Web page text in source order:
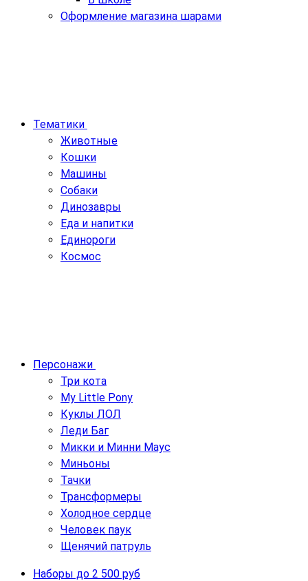
Оформление магазина шарами
Тематики
Животные
Кошки
Машины
Собаки
Динозавры
Еда и напитки
Единороги
Космос
Персонажи
Три кота
My Little Pony
Куклы ЛОЛ
Леди Баг
Микки и Минни Маус
Миньоны
Тачки
Трансформеры
Холодное сердце
Человек паук
Щенячий патруль
Наборы до 2 500 руб